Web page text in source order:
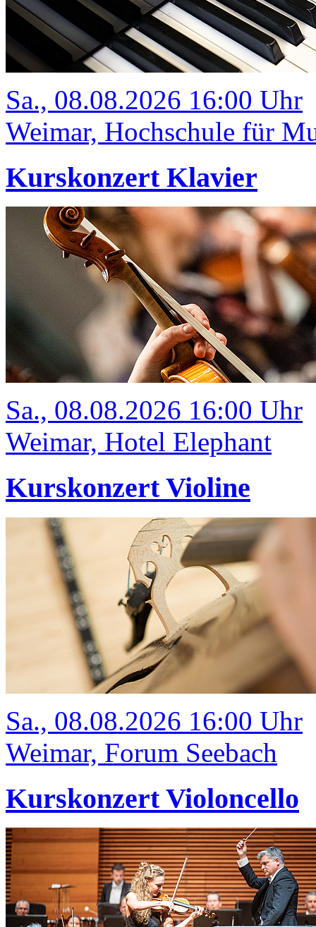
Sa., 08.08.2026 16:00 Uhr
Weimar, Hochschule für
Kurskonzert Klavier
Sa., 08.08.2026 16:00 Uhr
Weimar, Hotel Elephant
Kurskonzert Violine
Sa., 08.08.2026 16:00 Uhr
Weimar, Forum Seebach
Kurskonzert Violoncello